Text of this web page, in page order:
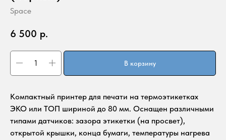
Space
6 500 р.
В корзину
Компактный принтер для печати на термоэтикетках
ЭКО или ТОП шириной до 80 мм. Оснащен различными
типами датчиков: зазора этикетки (на просвет),
открытой крышки, конца бумаги, температуры нагрева